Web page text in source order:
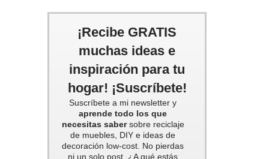
¡Recibe GRATIS
muchas ideas e
inspiración para tu
hogar! ¡Suscríbete!
Suscríbete a mi newsletter y
aprende todo los que
necesitas sabersobre reciclaje
de muebles, DIY e ideas de
decoración low-cost. No pierdas
ni un solo post. ¿A qué estás